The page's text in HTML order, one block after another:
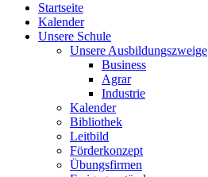
Startseite
Kalender
Unsere Schule
Unsere Ausbildungszweige
Business
Agrar
Industrie
Kalender
Bibliothek
Leitbild
Förderkonzept
Übungsfirmen